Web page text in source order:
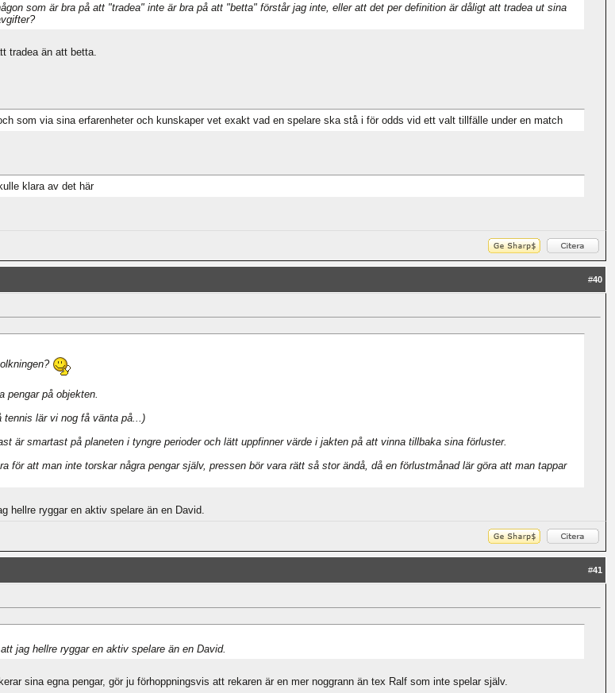
som är bra på att "tradea" inte är bra på att "betta" förstår jag inte, eller att det per definition är dåligt att tradea ut sina
tradea än att betta.
som via sina erfarenheter och kunskaper vet exakt vad en spelare ska stå i för odds vid ett valt tillfälle under en match
klara av det här
#40
på objekten.
lär vi nog få vänta på...)
är smartast på planeten i tyngre perioder och lätt uppfinner värde i jakten på att vinna tillbaka sina förluster.
för att man inte torskar några pengar själv, pressen bör vara rätt så stor ändå, då en förlustmånad lär göra att man tappar
hellre ryggar en aktiv spelare än en David.
#41
jag hellre ryggar en aktiv spelare än en David.
sina egna pengar, gör ju förhoppningsvis att rekaren är en mer noggrann än tex Ralf som inte spelar själv.